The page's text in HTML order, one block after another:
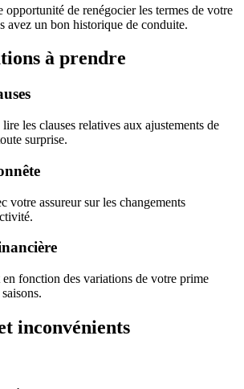
opportunité de renégocier les termes de votre
avez un bon historique de conduite.
à prendre
les clauses relatives aux ajustements de
surprise.
votre assureur sur les changements
fonction des variations de votre prime
inconvénients